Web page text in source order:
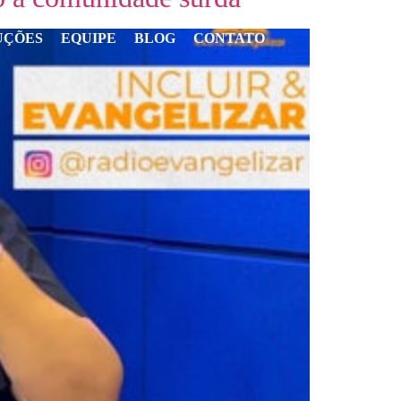
EQUIPE BLOG CONTATO